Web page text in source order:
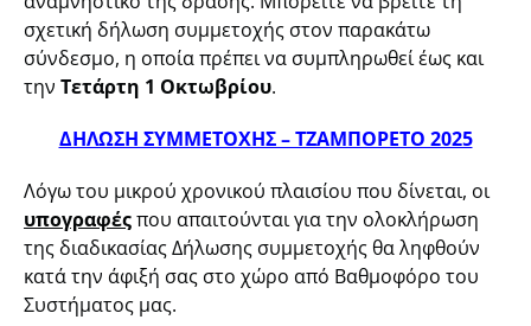
σχετική δήλωση συμμετοχής στον παρακάτω
σύνδεσμο, η οποία πρέπει να συμπληρωθεί έως και
την Τετάρτη 1 Οκτωβρίου.
ΔΗΛΩΣΗ ΣΥΜΜΕΤΟΧΗΣ – ΤΖΑΜΠΟΡΕΤΟ 2025
Λόγω του μικρού χρονικού πλαισίου που δίνεται, οι
υπογραφέςπου απαιτούνται για την ολοκλήρωση
της διαδικασίας Δήλωσης συμμετοχής θα ληφθούν
κατά την άφιξή σας στο χώρο από Βαθμοφόρο του
Συστήματος μας.